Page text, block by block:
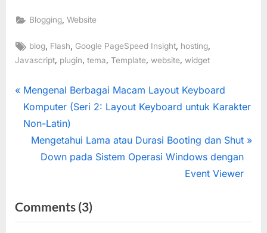
Blogging ,Website
Tags:
blog Flash Google PageSpeed Insight hosting
Javascript, plugin, tema, Template, website, widget
Post
navigation
P
r
e
s
P
Mengenal Berbagai Macam Layout Keyboard
Komputer (Seri 2: Layout Keyboard untuk Karakter
Non-Latin)
N
P
o
Mengetahui Lama atau Durasi Booting dan Shut
Down pada Sistem Operasi Windows dengan
Event Viewer
Comments (3)on
“Cara